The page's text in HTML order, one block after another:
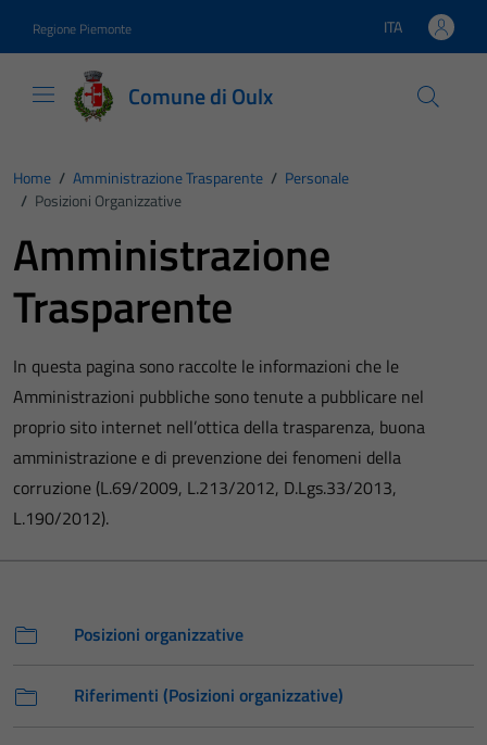
Regione Piemonte Lingua attiva:
ITA
Comune di Oulx
Home / Amministrazione Trasparente / Personale
/ Posizioni Organizzative
Amministrazione
Trasparente
In questa pagina sono raccolte le informazioni che le
Amministrazioni pubbliche sono tenute a pubblicare nel
proprio sito internet nell’ottica della trasparenza, buona
amministrazione e di prevenzione dei fenomeni della
corruzione (L.69/2009, L.213/2012, D.Lgs.33/2013,
L.190/2012).
Posizioni organizzative
Riferimenti (Posizioni organizzative)